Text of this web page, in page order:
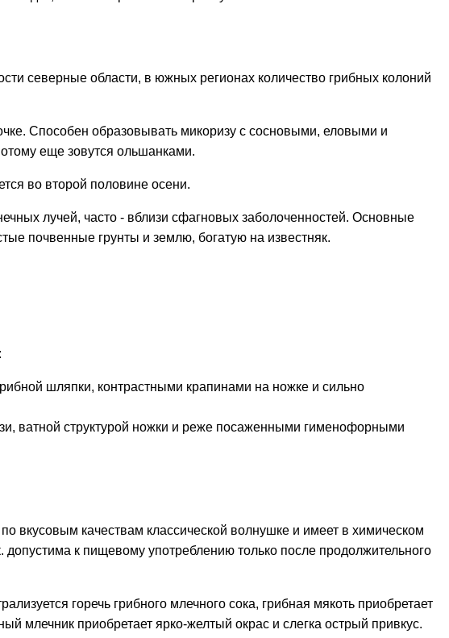
северные области, в южных регионах количество грибных колоний
Способен образовывать микоризу с сосновыми, еловыми и
еще зовутся ольшанками.
во второй половине осени.
лучей, часто - вблизи сфагновых заболоченностей. Основные
почвенные грунты и землю, богатую на известняк.
шляпки, контрастными крапинами на ножке и сильно
ватной структурой ножки и реже посаженными гименофорными
вкусовым качествам классической волнушке и имеет в химическом
к пищевому употреблению только после продолжительного
горечь грибного млечного сока, грибная мякоть приобретает
млечник приобретает ярко-желтый окрас и слегка острый привкус.